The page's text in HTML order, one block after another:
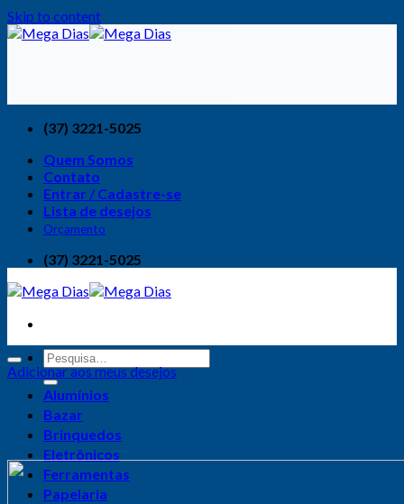
Skip to content
(37) 3221-5025
Quem Somos
Contato
Entrar / Cadastre-se
Lista de desejos
Orçamento
(37) 3221-5025
Alumínios
Bazar
Brinquedos
Eletrônicos
Ferramentas
Papelaria
Adicionar aos meus desejos